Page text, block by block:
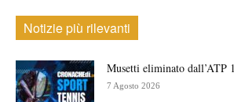
Notizie più rilevanti
Musetti eliminato dall’ATP
7 Agosto 2026